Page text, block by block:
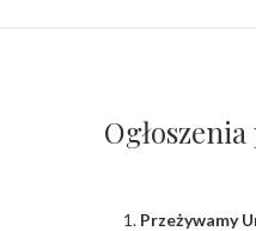
Przeżywamy